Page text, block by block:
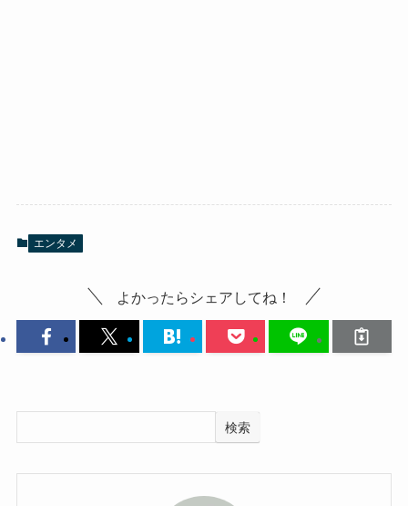
エンタメ
よかったらシェアしてね！
検索